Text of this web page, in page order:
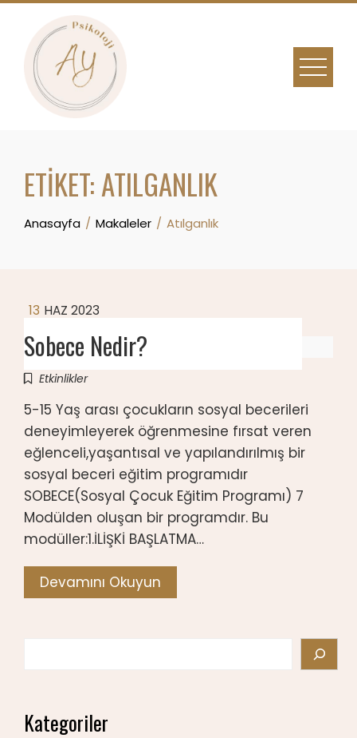
Skip
content
ETIKET:ATILGANLIK
Anasayfa Makaleler Atılganlık
13 HAZ 2023
Sobece Nedir?
Etkinlikler
5-15 Yaş arası çocukların sosyal becerileri
deneyimleyerek öğrenmesine fırsat veren
eğlenceli,yaşantısal ve yapılandırılmış bir
sosyal beceri eğitim programıdır
SOBECE(Sosyal Çocuk Eğitim Programı) 7
Modülden oluşan bir programdır. Bu
modüller:1.İLİŞKİ BAŞLATMA…
Devamını Okuyun
Kategoriler